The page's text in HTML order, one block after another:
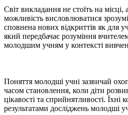
Світ викладання не стоїть на
можливість висловлюватися
сповнена нових відкриттів як для
який передбачає розуміння
молодшим учням у контексті
Поняття молодші учні зазвичай
часом становлення, коли діти
цікавості та сприйнятливості.
результатами досліджень молодші